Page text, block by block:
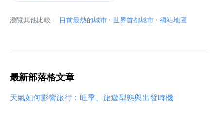
瀏覽其他比較： 目前最熱的城市 · 世界首都城市 · 網站地圖
最新部落格文章
天氣如何影響旅行：旺季、旅遊型態與出發時機